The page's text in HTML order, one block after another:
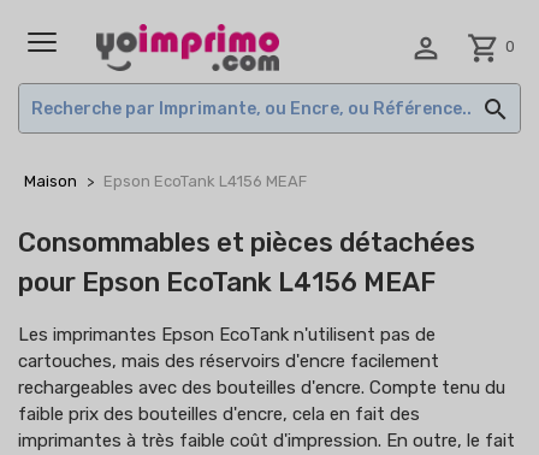
 shopping_cart 0

Maison Epson EcoTank L4156 MEAF
Consommables et pièces détachées
pour Epson EcoTank L4156 MEAF
Les imprimantes Epson EcoTank n'utilisent pas de
cartouches, mais des réservoirs d'encre facilement
rechargeables avec des bouteilles d'encre. Compte tenu du
faible prix des bouteilles d'encre, cela en fait des
imprimantes à très faible coût d'impression. En outre, le fait